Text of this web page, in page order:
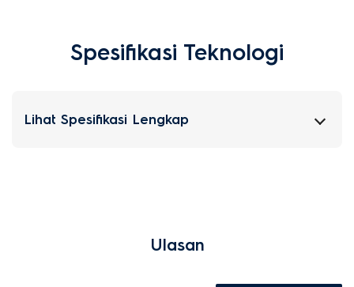
Spesifikasi Teknologi
Lihat Spesifikasi Lengkap
Ulasan